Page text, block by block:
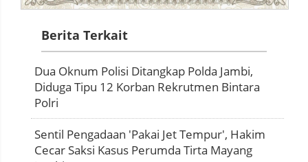
Berita Terkait
Dua Oknum Polisi Ditangkap Polda Jambi,
Diduga Tipu 12 Korban Rekrutmen Bintara
Polri
Sentil Pengadaan 'Pakai Jet Tempur', Hakim
Cecar Saksi Kasus Perumda Tirta Mayang